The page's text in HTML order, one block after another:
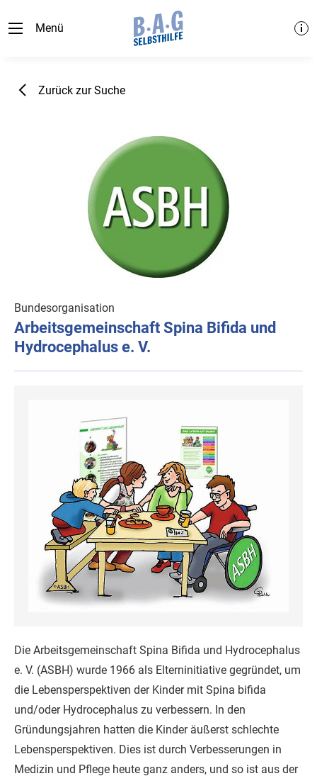
Menü
Zurück zur Suche
Bundesorganisation
Arbeitsgemeinschaft Spina Bifida und
Hydrocephalus e. V.
Die Arbeitsgemeinschaft Spina Bifida und Hydrocephalus
e. V. (ASBH) wurde 1966 als Elterninitiative gegründet, um
die Lebensperspektiven der Kinder mit Spina bifida
und/oder Hydrocephalus zu verbessern. In den
Gründungsjahren hatten die Kinder äußerst schlechte
Lebensperspektiven. Dies ist durch Verbesserungen in
Medizin und Pflege heute ganz anders, und so ist aus der